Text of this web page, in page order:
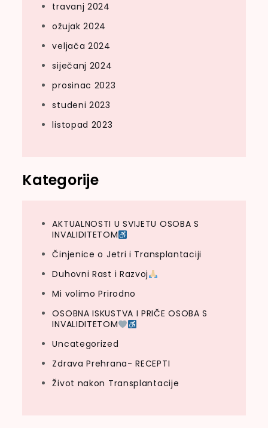
travanj 2024
ožujak 2024
veljača 2024
siječanj 2024
prosinac 2023
studeni 2023
listopad 2023
Kategorije
AKTUALNOSTI U SVIJETU OSOBA S
INVALIDITETOM
Činjenice o Jetri i Transplantaciji
Duhovni Rast i Razvoj
Mi volimo Prirodno
OSOBNA ISKUSTVA I PRIČE OSOBA S
INVALIDITETOM
Uncategorized
Zdrava Prehrana- RECEPTI
Život nakon Transplantacije